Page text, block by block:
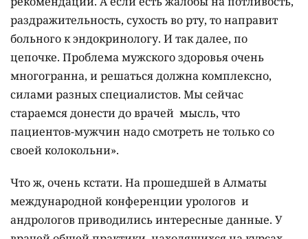
раздражительность, сухость во рту, то направит
больного к эндокринологу. И так далее, по
цепочке. Проблема мужского здоровья очень
многогранна, и решаться должна комплексно,
силами разных специалистов. Мы сейчас
стараемся донести до врачей мысль, что
пациентов-мужчин надо смотреть не только со
своей колокольни».
Что ж, очень кстати. На прошедшей в Алматы
международной конференции урологов и
андрологов приводились интересные данные. У